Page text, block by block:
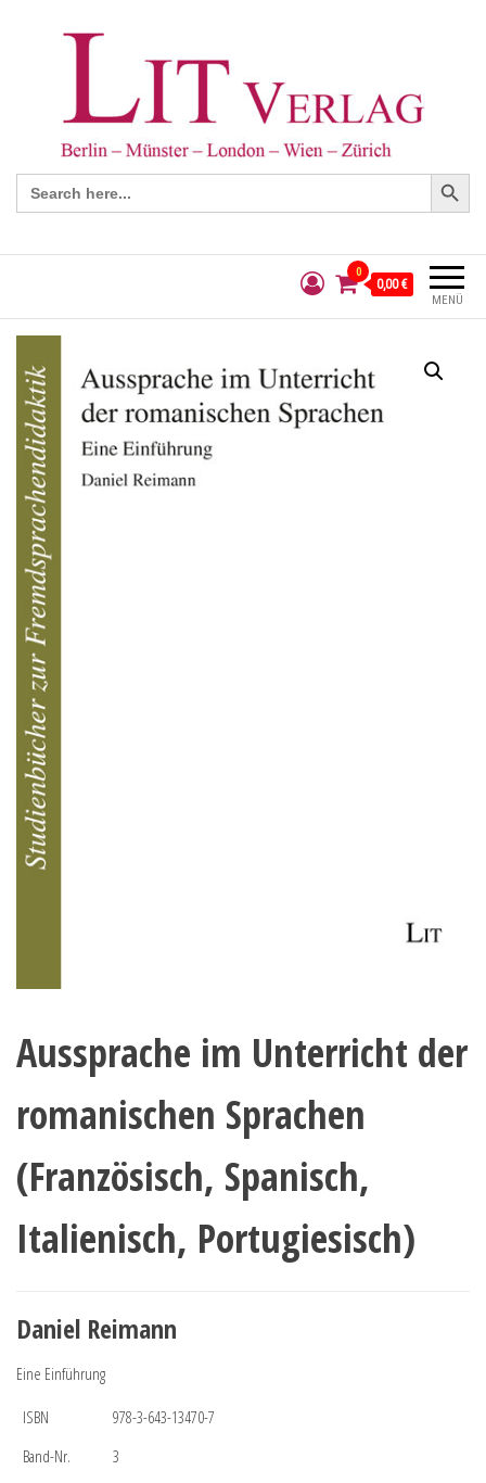
Search
for:
Search Button
MENÜ
0
0,00 €
Aussprache im Unterricht der
romanischen Sprachen
(Französisch, Spanisch,
Italienisch, Portugiesisch)
Daniel Reimann
Eine Einführung
ISBN
978-3-643-13470-7
Band-Nr.
3